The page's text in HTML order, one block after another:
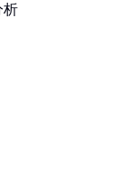
析